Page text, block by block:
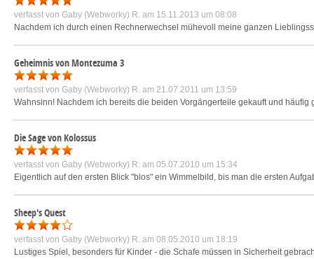
verfasst von Gaby (Webworky) R. am 15.11.2013 um 08:08
Nachdem ich durch einen Rechnerwechsel mühevoll meine ganzen
Geheimnis von Montezuma 3
verfasst von Gaby (Webworky) R. am 21.07.2011 um 13:59
Wahnsinn! Nachdem ich bereits die beiden Vorgängerteile gekauft und
Die Sage von Kolossus
verfasst von Gaby (Webworky) R. am 05.07.2010 um 15:34
Eigentlich auf den ersten Blick "blos" ein Wimmelbild, bis man die ersten
Sheep's Quest
verfasst von Gaby (Webworky) R. am 08.05.2010 um 18:19
Lustiges Spiel, besonders für Kinder - die Schafe müssen in Sicherheit